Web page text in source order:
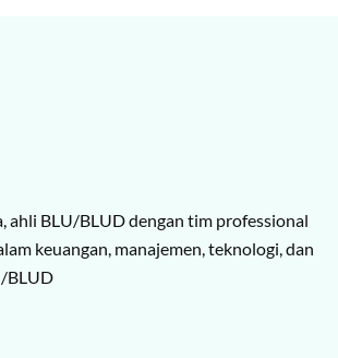
ahli BLU/BLUD dengan tim professional
keuangan, manajemen, teknologi, dan
BLUD